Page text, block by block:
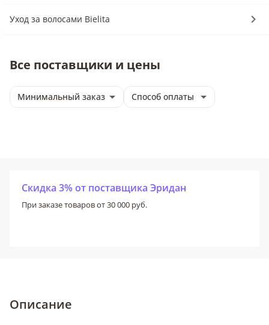
Уход за волосами Bielita
Все поставщики и цены
Минимальный заказ Способ оплаты
Скидка 3% от поставщика Эридан
При заказе товаров от 30 000 руб.
Описание